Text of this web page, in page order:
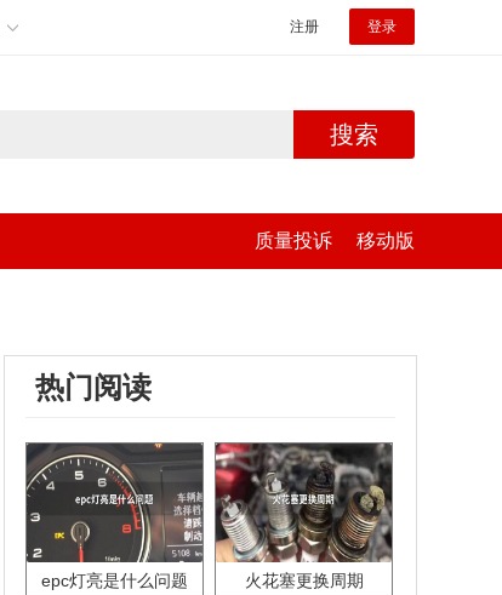
注册 登录
搜索
质量投诉 移动版
热门阅读
epc灯亮是什么问题 火花塞更换周期